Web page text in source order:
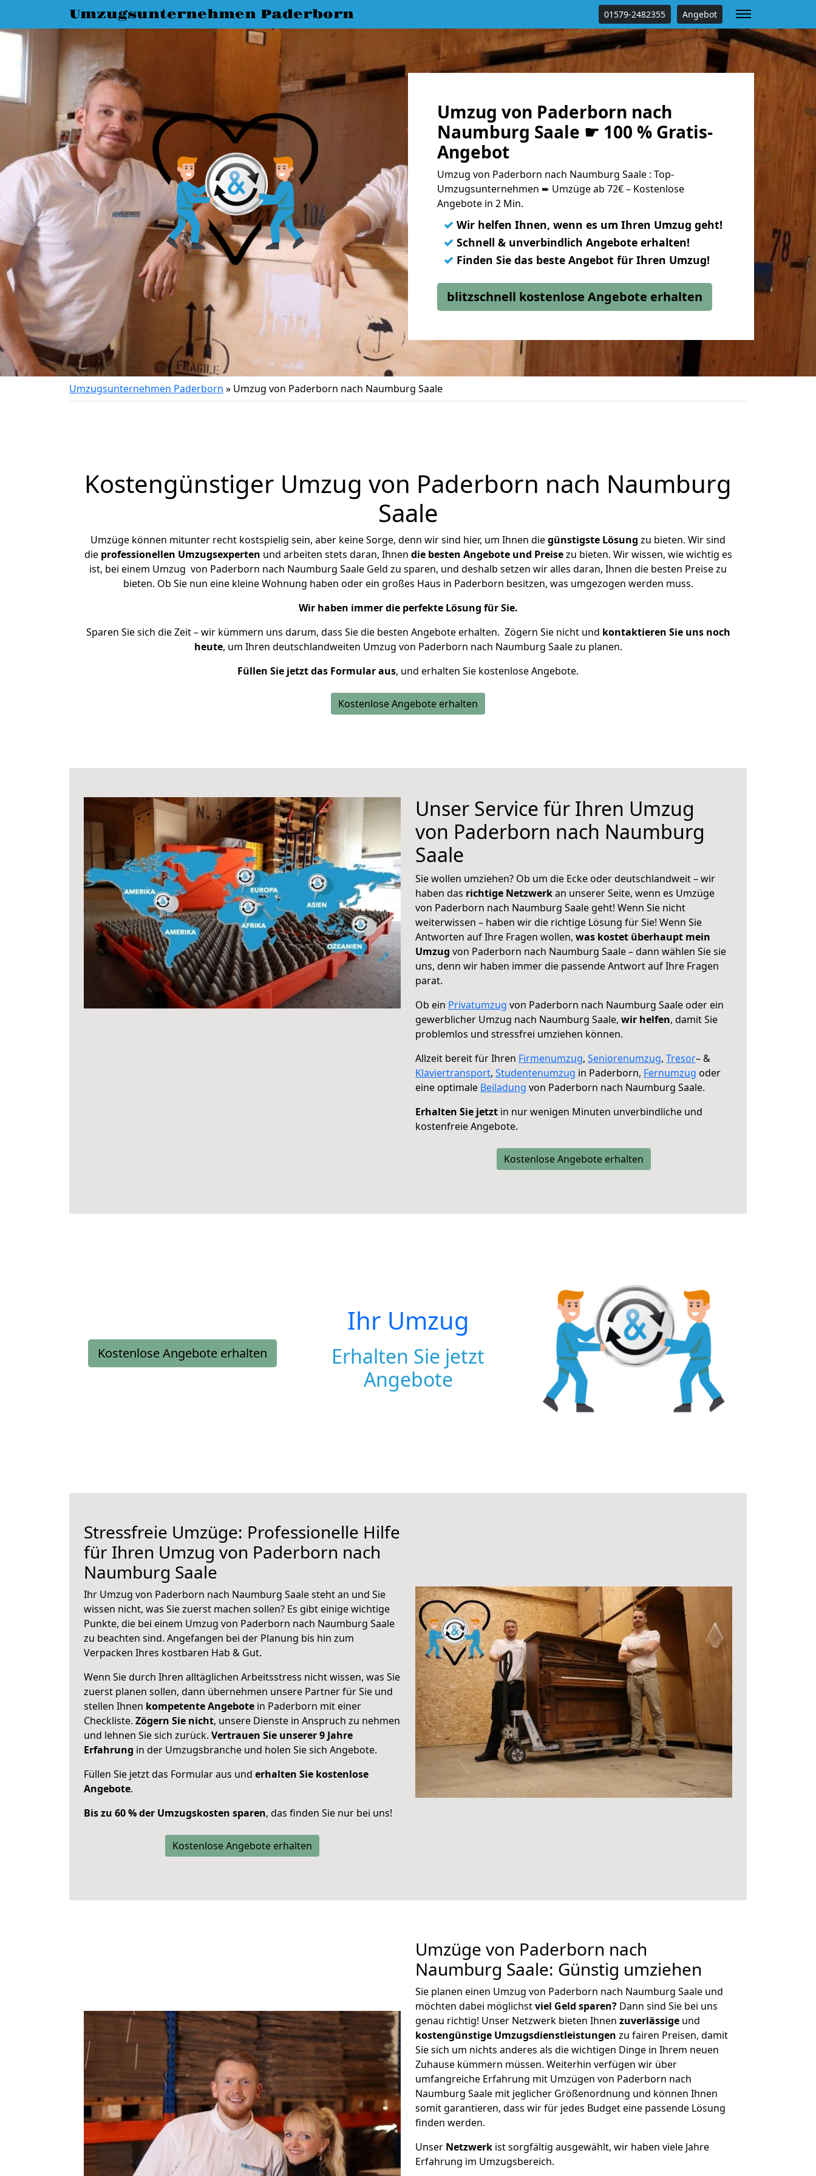
Umzugsunternehmen Paderborn 01579-2482355 Angebot
Umzug von Paderborn nach
Naumburg Saale ☛ 100 % Gratis-
Angebot
Umzug von Paderborn nach Naumburg Saale : Top-
Umzugsunternehmen ➨ Umzüge ab 72€ – Kostenlose
Angebote in 2 Min.
✓ Wir helfen Ihnen, wenn es um Ihren Umzug geht!
✓ Schnell & unverbindlich Angebote erhalten!
✓ Finden Sie das beste Angebot für Ihren Umzug!
blitzschnell kostenlose Angebote erhalten
Umzugsunternehmen Paderborn » Umzug von Paderborn nach Naumburg Saale
Kostengünstiger Umzug von Paderborn nach Naumburg
Saale
Umzüge können mitunter recht kostspielig sein, aber keine Sorge, denn wir sind hier, um Ihnen diegünstigste Lösung zu bieten. Wir sind
die professionellen Umzugsexperten und arbeiten stets daran, Ihnen die besten Angebote und Preisezu bieten. Wir wissen, wie wichtig es
ist, bei einem Umzug von Paderborn nach Naumburg Saale Geld zu sparen, und deshalb setzen wir alles daran, Ihnen die besten Preise zu
bieten. Ob Sie nun eine kleine Wohnung haben oder ein großes Haus in Paderborn besitzen, was umgezogen werden muss.
Wir haben immer die perfekte Lösung für Sie.
Sparen Sie sich die Zeit – wir kümmern uns darum, dass Sie die besten Angebote erhalten. Zögern Sie nicht und kontaktieren Sie uns noch
heute, um Ihren deutschlandweiten Umzug von Paderborn nach Naumburg Saale zu planen.
Füllen Sie jetzt das Formular aus, und erhalten Sie kostenlose Angebote.
Kostenlose Angebote erhalten
Unser Service für Ihren Umzug
von Paderborn nach Naumburg
Saale
Sie wollen umziehen? Ob um die Ecke oder deutschlandweit – wir
haben das richtige Netzwerkan unserer Seite, wenn es Umzüge
von Paderborn nach Naumburg Saale geht! Wenn Sie nicht
weiterwissen – haben wir die richtige Lösung für Sie! Wenn Sie
Antworten auf Ihre Fragen wollen, was kostet überhaupt mein
Umzug von Paderborn nach Naumburg Saale – dann wählen Sie sie
uns, denn wir haben immer die passende Antwort auf Ihre Fragen
parat.
Ob ein Privatumzug von Paderborn nach Naumburg Saale oder ein
gewerblicher Umzug nach Naumburg Saale, wir helfen, damit Sie
problemlos und stressfrei umziehen können.
Allzeit bereit für Ihren Firmenumzug, Seniorenumzug, Tresor– &
Klaviertransport, Studentenumzug in Paderborn, Fernumzug oder
eine optimale Beiladung von Paderborn nach Naumburg Saale.
Erhalten Sie jetzt in nur wenigen Minuten unverbindliche und
kostenfreie Angebote.
Kostenlose Angebote erhalten
Kostenlose Angebote erhalten
Ihr Umzug
Erhalten Sie jetzt
Angebote
Stressfreie Umzüge: Professionelle Hilfe
für Ihren Umzug von Paderborn nach
Naumburg Saale
Ihr Umzug von Paderborn nach Naumburg Saale steht an und Sie
wissen nicht, was Sie zuerst machen sollen? Es gibt einige wichtige
Punkte, die bei einem Umzug von Paderborn nach Naumburg Saale
zu beachten sind. Angefangen bei der Planung bis hin zum
Verpacken Ihres kostbaren Hab & Gut.
Wenn Sie durch Ihren alltäglichen Arbeitsstress nicht wissen, was Sie
zuerst planen sollen, dann übernehmen unsere Partner für Sie und
stellen Ihnen kompetente Angebote in Paderborn mit einer
Checkliste. Zögern Sie nicht, unsere Dienste in Anspruch zu nehmen
und lehnen Sie sich zurück. Vertrauen Sie unserer 9 Jahre
Erfahrung in der Umzugsbranche und holen Sie sich Angebote.
Füllen Sie jetzt das Formular aus und erhalten Sie kostenlose
Angebote.
Bis zu 60 % der Umzugskosten sparen, das finden Sie nur bei uns!
Kostenlose Angebote erhalten
Umzüge von Paderborn nach
Naumburg Saale: Günstig umziehen
Sie planen einen Umzug von Paderborn nach Naumburg Saale und
möchten dabei möglichstviel Geld sparen? Dann sind Sie bei uns
genau richtig! Unser Netzwerk bieten Ihnen zuverlässige und
kostengünstige Umzugsdienstleistungen zu fairen Preisen, damit
Sie sich um nichts anderes als die wichtigen Dinge in Ihrem neuen
Zuhause kümmern müssen. Weiterhin verfügen wir über
umfangreiche Erfahrung mit Umzügen von Paderborn nach
Naumburg Saale mit jeglicher Größenordnung und können Ihnen
somit garantieren, dass wir für jedes Budget eine passende Lösung
finden werden.
Unser Netzwerk ist sorgfältig ausgewählt, wir haben viele Jahre
Erfahrung im Umzugsbereich.